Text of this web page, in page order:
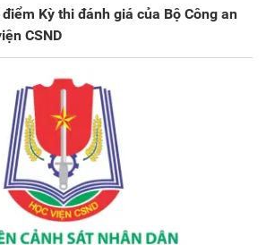
Kỳ thi đánh giá của Bộ Công an
CSND